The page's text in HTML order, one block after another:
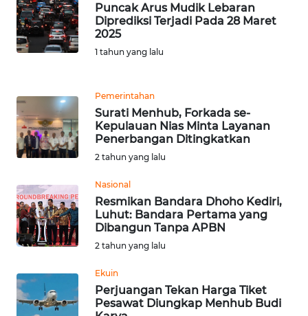
Puncak Arus Mudik Lebaran
Diprediksi Terjadi Pada 28 Maret
2025
1 tahun yang lalu
Pemerintahan
Surati Menhub, Forkada se-
Kepulauan Nias Minta Layanan
Penerbangan Ditingkatkan
2 tahun yang lalu
Nasional
Resmikan Bandara Dhoho Kediri,
Luhut: Bandara Pertama yang
Dibangun Tanpa APBN
2 tahun yang lalu
Ekuin
Perjuangan Tekan Harga Tiket
Pesawat Diungkap Menhub Budi
TENTANG
KAMI
SIBER
REDAKSI
DISCLAIMER
Wahana
WN